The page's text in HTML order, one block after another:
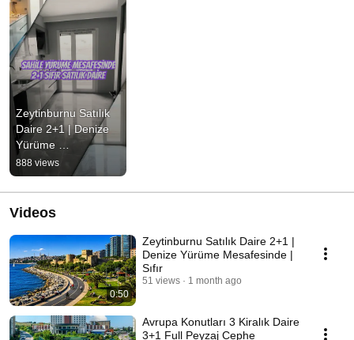
Zeytinburnu Satılık
Daire 2+1 | Denize
Yürüme
Mesafesinde | Sıfır
888 views
Videos
0:50
Zeytinburnu Satılık Daire 2+1 |
Denize Yürüme Mesafesinde |
Sıfır
51 views 1 month ago
Avrupa Konutları 3 Kiralık Daire
3+1 Full Peyzaj Cephe